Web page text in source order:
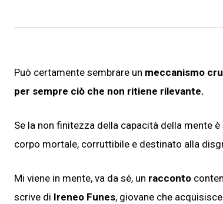
Può certamente sembrare un meccanismo
per sempre ciò che non ritiene rilevante.
Se la non finitezza della capacità della mente è
corpo mortale, corruttibile e destinato alla
Mi viene in mente, va da sé, un racconto
scrive di Ireneo Funes, giovane che